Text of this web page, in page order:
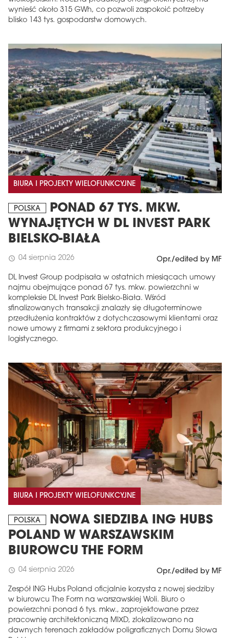
wynieść około 315 GWh, co pozwoli zaspokoić potrzeby
blisko 143 tys. gospodarstw domowych.
BIURA I PROJEKTY WIELOFUNKCYJNE
POLSKA
PONAD 67 TYS. MKW.
WYNAJĘTYCH W DL INVEST PARK
BIELSKO-BIAŁA
schedule 04 sierpnia 2026 Opr./edited by MF
DL Invest Group podpisała w ostatnich miesiącach umowy
najmu obejmujące ponad 67 tys. mkw. powierzchni w
kompleksie DL Invest Park Bielsko-Biała. Wśród
sfinalizowanych transakcji znalazły się długoterminowe
przedłużenia kontraktów z dotychczasowymi klientami oraz
nowe umowy z firmami z sektora produkcyjnego i
logistycznego.
BIURA I PROJEKTY WIELOFUNKCYJNE
POLSKA
NOWA SIEDZIBA ING HUBS
POLAND W WARSZAWSKIM
BIUROWCU THE FORM
schedule 04 sierpnia 2026 Opr./edited by MF
Zespół ING Hubs Poland oficjalnie korzysta z nowej siedziby
w biurowcu The Form na warszawskiej Woli. Biuro o
powierzchni ponad 6 tys. mkw., zaprojektowane przez
pracownię architektoniczną MIXD, zlokalizowano na
dawnych terenach zakładów poligraficznych Domu Słowa